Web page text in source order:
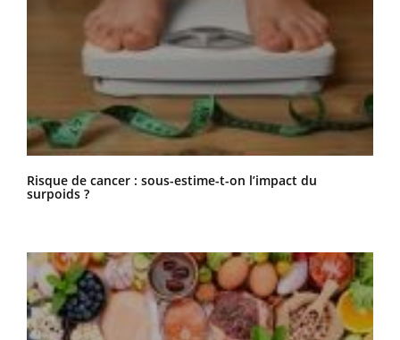
Risque de cancer : sous-estime-t-on l’impact du
surpoids ?